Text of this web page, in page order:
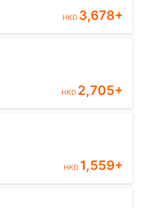
HKD 3,678+
HKD 2,705+
HKD 1,559+